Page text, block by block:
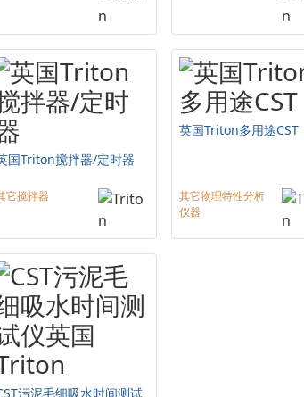
国Triton搅拌器/定时器
它搅拌器
英国Triton多用途CST
其它物理特性分析
仪器
污泥毛细吸水时间测试